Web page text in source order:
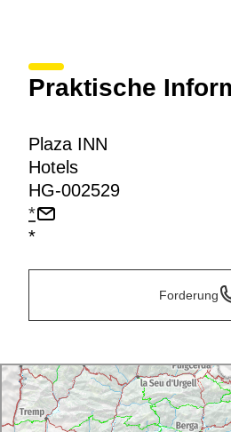
Praktische
Plaza INN
Hotels
HG-002529
*
*
Forderung